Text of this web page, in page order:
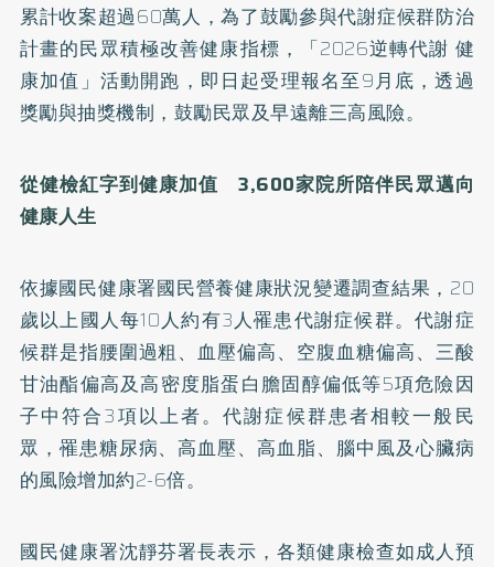
累計收案超過60萬人，為了鼓勵參與代謝症候群防治
計畫的民眾積極改善健康指標，「2026逆轉代謝 健
康加值」活動開跑，即日起受理報名至9月底，透過
獎勵與抽獎機制，鼓勵民眾及早遠離三高風險。
從健檢紅字到健康加值 3,600家院所陪伴民眾邁向
健康人生
依據國民健康署國民營養健康狀況變遷調查結果，20
歲以上國人每10人約有3人罹患代謝症候群。代謝症
候群是指腰圍過粗、血壓偏高、空腹血糖偏高、三酸
甘油酯偏高及高密度脂蛋白膽固醇偏低等5項危險因
子中符合3項以上者。代謝症候群患者相較一般民
眾，罹患糖尿病、高血壓、高血脂、腦中風及心臟病
的風險增加約2-6倍。
國民健康署沈靜芬署長表示，各類健康檢查如成人預